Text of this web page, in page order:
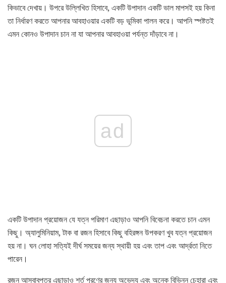
কিভাবে দেখায়। উপরে উল্লিখিত হিসাবে, একটি উপাদান একটি ভাল মাপসই হয় কিনা
তা নির্ধারণ করতে আপনার আবহাওয়ার একটি বড় ভূমিকা পালন করে। আপনি স্পষ্টতই
এমন কোনও উপাদান চান না যা আপনার আবহাওয়া পর্যন্ত দাঁড়াবে না।
ad
একটি উপাদান প্রয়োজন যে যত্ন পরিমাণ এছাড়াও আপনি বিবেচনা করতে চান এমন
কিছু। অ্যালুমিনিয়াম, টাক বা রজন হিসাবে কিছু বহিরঙ্গন উপকরণ খুব যত্ন প্রয়োজন
হয় না। ঘন লোহা সত্যিই দীর্ঘ সময়ের জন্য স্থায়ী হয় এবং তাপ এবং আর্দ্রতা নিতে
পারেন।
রজন আসবাবপত্র এছাড়াও শর্ত পূরণের জন্য অভেদ্য এবং অনেক বিভিন্ন চেহারা এবং